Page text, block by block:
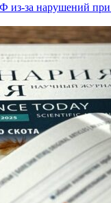
за нарушений при